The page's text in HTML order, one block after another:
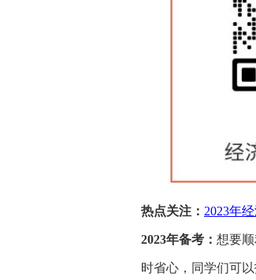
热点关注： 2023年
2023年备考： 想要
时省心，同学们可